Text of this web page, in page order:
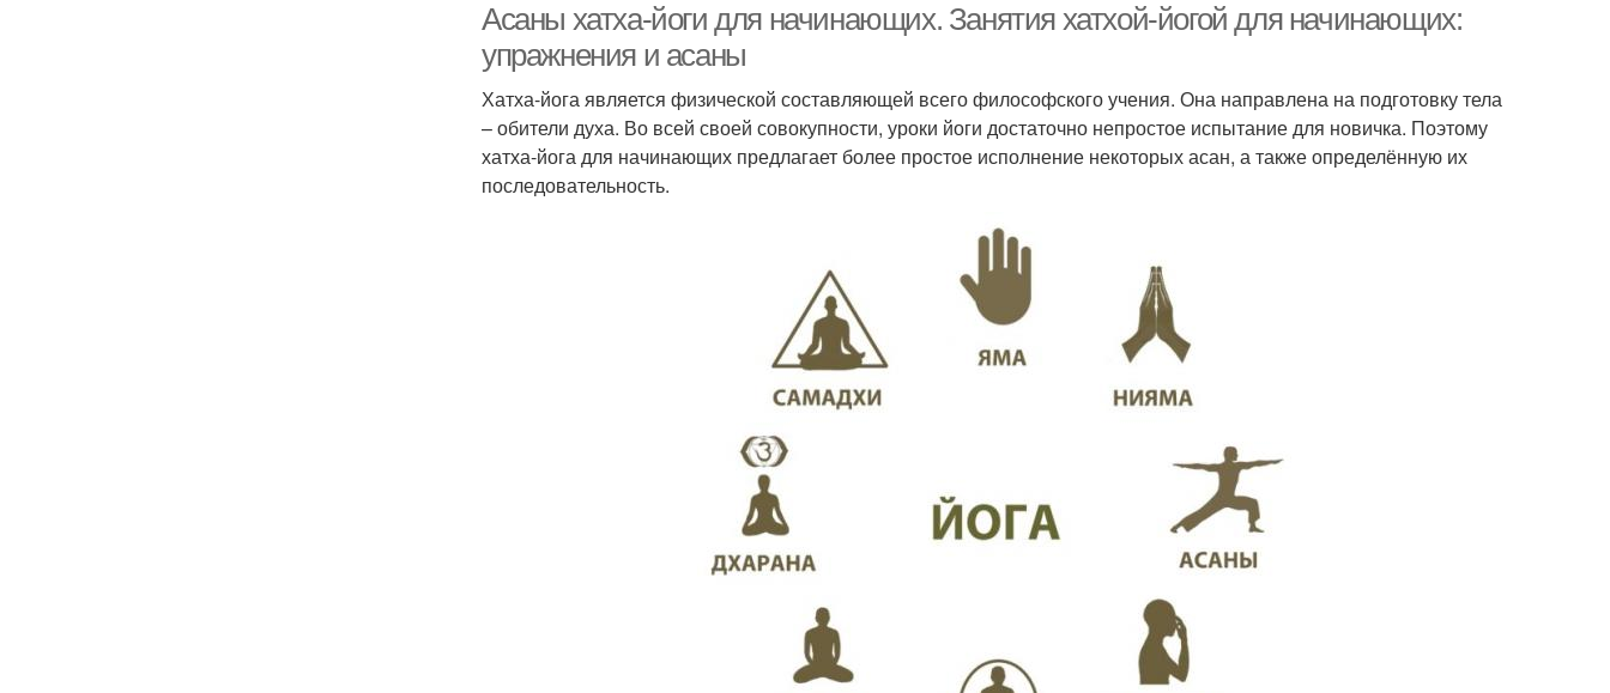
Асаны хатха-йоги для начинающих. Занятия хатхой-йогой для начинающих:
упражнения и асаны
Хатха-йога является физической составляющей всего философского учения. Она направлена на подготовку тела
– обители духа. Во всей своей совокупности, уроки йоги достаточно непростое испытание для новичка. Поэтому
хатха-йога для начинающих предлагает более простое исполнение некоторых асан, а также определённую их
последовательность.